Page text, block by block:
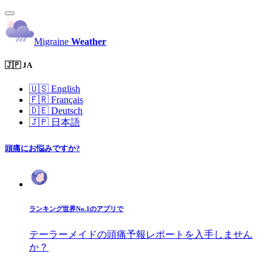
Migraine Weather
🇯🇵 JA
🇺🇸 English
🇫🇷 Français
🇩🇪 Deutsch
🇯🇵 日本語
頭痛にお悩みですか?
ランキング世界No.1のアプリで
テーラーメイドの頭痛予報レポートを入手しません
か？